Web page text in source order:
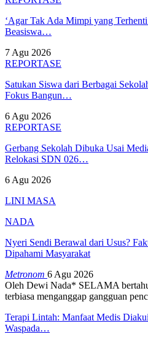
‘Agar Tak Ada Mimpi yang
Beasiswa…
7 Agu 2026
REPORTASE
Satukan Siswa dari Berbagai
Fokus Bangun…
6 Agu 2026
REPORTASE
Gerbang Sekolah Dibuka Usai
Relokasi SDN 026…
6 Agu 2026
LINI MASA
NADA
Nyeri Sendi Berawal dari Usus?
Dipahami Masyarakat
Metronom 6 Agu 2026
Oleh Dewi Nada* SELAMA
terbiasa menganggap gangguan
Terapi Lintah: Manfaat Medis
Waspada…